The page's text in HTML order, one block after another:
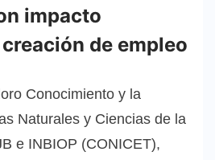
impacto
de empleo
Conocimiento y la
Naturales y Ciencias de la
e INBIOP (CONICET),